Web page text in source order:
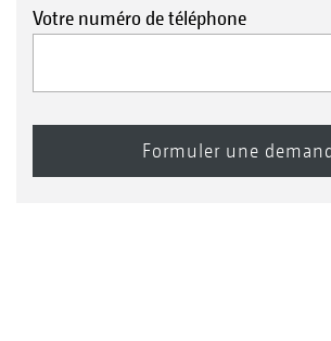
Votre numéro de téléphone